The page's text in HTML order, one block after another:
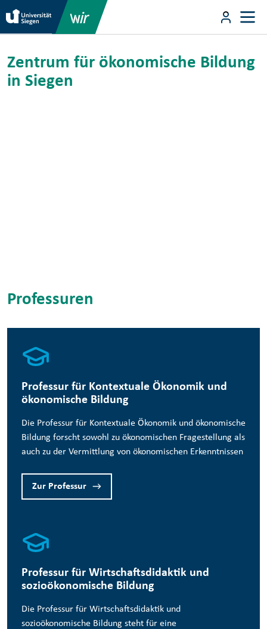
Direkt zum Inhalt
User
Zentrum für ökonomische Bildung
in Siegen
Professuren
Professur für Kontextuale Ökonomik und
ökonomische Bildung
Die Professur für Kontextuale Ökonomik und ökonomische
Bildung forscht sowohl zu ökonomischen Fragestellung als
auch zu der Vermittlung von ökonomischen Erkenntnissen
Zur Professur
Professur für Wirtschaftsdidaktik und
sozioökonomische Bildung
Die Professur für Wirtschaftsdidaktik und
sozioökonomische Bildung steht für eine